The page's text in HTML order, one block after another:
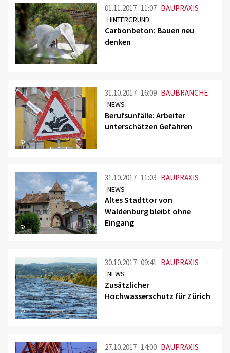
01.11.2017 11:07 BAUPRAXIS
HINTERGRUND
Carbonbeton: Bauen neu
denken
©
31.10.2017 16:09 BAUBRANCHE
NEWS
Berufsunfälle: Arbeiter
unterschätzen Gefahren
©
31.10.2017 11:03 BAUPRAXIS
NEWS
Altes Stadttor von
Waldenburg bleibt ohne
Eingang
©
30.10.2017 09:41 BAUPRAXIS
NEWS
Zusätzlicher
Hochwasserschutz für Zürich
27.10.2017 14:00 BAUPRAXIS